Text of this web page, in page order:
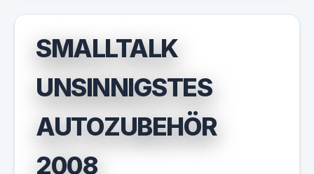
SMALLTALK
UNSINNIGSTES
AUTOZUBEHÖR
2008